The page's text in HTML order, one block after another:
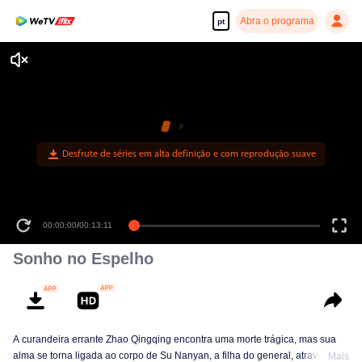
pt Abra o programa
Desfrute de séries em alta definição e com reprodução suave
00:00:00/00:13:11
Sonho no Espelho
A curandeira errante Zhao Qingqing encontra uma morte trágica, mas sua
alma se torna ligada ao corpo de Su Nanyan, a filha do general, através doMais